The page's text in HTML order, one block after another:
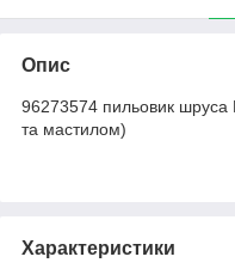
Опис
96273574 пильовик шруса
та мастилом)
Характеристики